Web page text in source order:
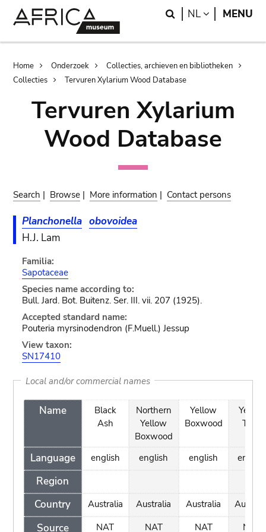
Search
NL LANGUAGE
MENU
Breadcrumb
Home Onderzoek
Collecties, archieven en bibliotheken
Collecties
Tervuren Xylarium Wood Database
Tervuren Xylarium
Wood Database
Search | Browse | More information | Contact persons
Planchonella obovoidea
H.J. Lam
Familia:
Sapotaceae
Species name according to:
Bull. Jard. Bot. Buitenz. Ser. III. vii. 207 (1925).
Accepted standard name:
Pouteria myrsinodendron (F.Muell.) Jessup
View taxon:
SN17410
Local and/or commercial names
Name
Language
Region
Country
Source
Black
Ash
english
Australia
NAT
Northern
Yellow
Boxwood
english
Australia
NAT
Yellow
Boxwood
english
Australia
NAT
Yellow
Teak
english
NAT